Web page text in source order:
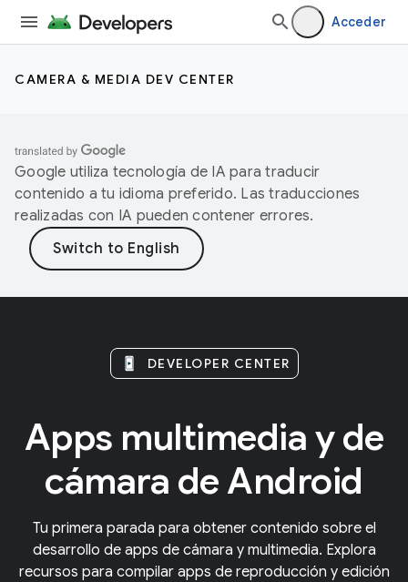
Acceder
CAMERA & MEDIA DEV CENTER
Google utiliza tecnología de IA para traducir
contenido a tu idioma preferido. Las traducciones
realizadas con IA pueden contener errores.
DEVELOPER CENTER
Apps multimedia y de
cámara de Android
Tu primera parada para obtener contenido sobre el
desarrollo de apps de cámara y multimedia. Explora
recursos para compilar apps de reproducción y edición